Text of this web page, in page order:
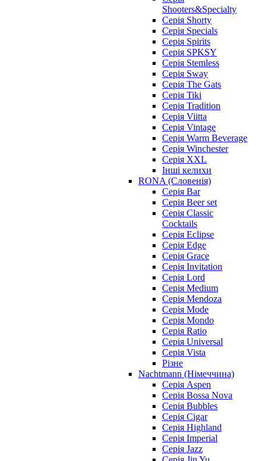
Shooters&Specialty
Серія Shorty
Серія Specials
Серія Spirits
Серія SPKSY
Серія Stemless
Серія Sway
Серія The Gats
Серія Tiki
Серія Tradition
Серія Viitta
Серія Vintage
Серія Warm Beverage
Серія Winchester
Серія XXL
Інші келихи
RONA (Словенія)
Серія Bar
Серія Beer set
Серія Classic
Cocktails
Серія Eclipse
Серія Edge
Серія Grace
Серія Invitation
Серія Lord
Серія Medium
Серія Mendoza
Серія Mode
Серія Mondo
Серія Ratio
Серія Universal
Серія Vista
Різне
Nachtmann (Німеччина)
Серія Aspen
Серія Bossa Nova
Серія Bubbles
Серія Cigar
Серія Highland
Серія Imperial
Серія Jazz